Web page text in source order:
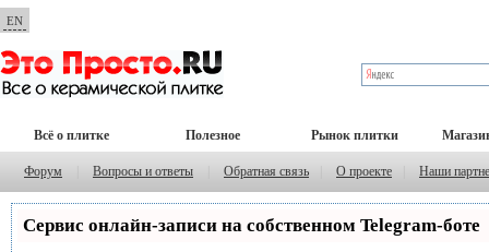
EN
Всё о плитке Полезное Рынок плитки
Форум Вопросы и ответы Обратная связь О проекте Наши
Сервис онлайн-записи на собственном Telegram-боте